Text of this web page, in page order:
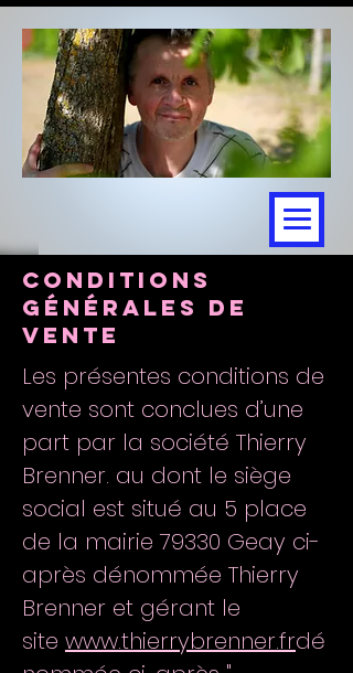
CONDITIONS
générales de
vente
Les présentes conditions de
vente sont conclues d’une
part par la société Thierry
Brenner. au dont le siège
social est situé au 5 place
de la mairie 79330 Geay ci-
après dénommée Thierry
Brenner et gérant le
site www.thierrybrenner.frdé